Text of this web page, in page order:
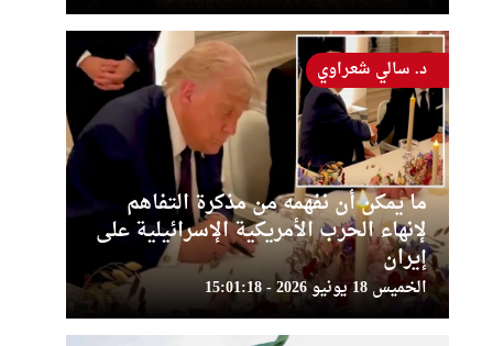
ما يمكن أن نفهمه من مذكرة التفاهم
لإنهاء الحرب الأمريكية الإسرائيلية على
إيران
الخميس 18 يونيو 2026 - 15:01:18
د. سالي شعراوي